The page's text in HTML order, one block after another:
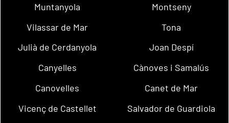
Muntanyola
Montseny
Vilassar de Mar
Tona
Julià de Cerdanyola
Joan Despí
Canyelles
Cànoves i Samalús
Canovelles
Canet de Mar
Vicenç de Castellet
Salvador de Guardiola